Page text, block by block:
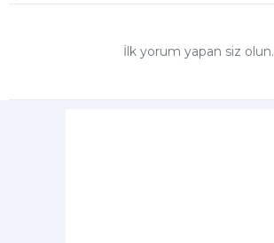
İlk yorum yapan siz olun.